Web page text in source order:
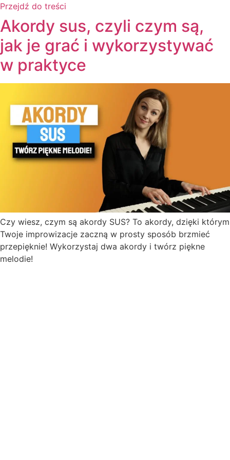
Przejdź do treści
Akordy sus, czyli czym są,
jak je grać i wykorzystywać
w praktyce
Czy wiesz, czym są akordy SUS? To akordy, dzięki którym
Twoje improwizacje zaczną w prosty sposób brzmieć
przepięknie! Wykorzystaj dwa akordy i twórz piękne
melodie!